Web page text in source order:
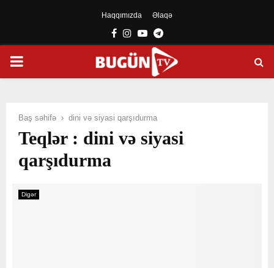
Haqqımızda Əlaqə
Facebook
Instagram
YoutubeTelegram
PRIMARY
Baş səhifə dini və siyasi qarşıdurma
Teqlər : dini və siyasi
qarşıdurma
Digər